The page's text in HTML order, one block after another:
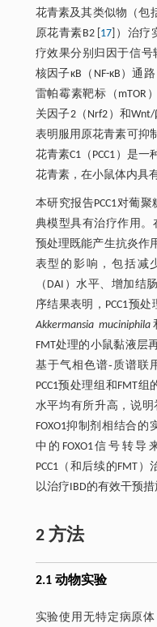
花青素及其类似物（包
原花青素B2 [ 17 ]）治
疗效果分别归因于信号
核因子κB（NF-κB）通
雷帕霉素靶标（mTOR
关因子2（Nrf2）和
表明服用原花青素可抑
花青素C1（PCC1）是
花青素，在小鼠体内具
本研究报告PCC1对葡
典模型具有治疗作用。
预处理既能产生抗炎作
表型的影响，包括减
（DAI）水平、增加结
序结果表明，PCC1预
Akkermansia muciniphila
FMT处理的小鼠黏液层
基于气相色谱‐质谱联
PCC1预处理组和FMT
水平均有所升高，说明
FOXO1抑制剂相结合
中的FOXO1信号转
PCC1（和后续的FMT
以治疗IBD的有效干预措
2 方法
2.1 动物实验
实验使用无特定病原体